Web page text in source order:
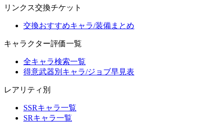
リンクス交換チケット
交換おすすめキャラ/装備まとめ
キャラクター評価一覧
全キャラ検索一覧
得意武器別キャラ/ジョブ早見表
レアリティ別
SSRキャラ一覧
SRキャラ一覧